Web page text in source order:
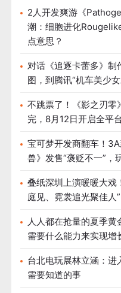
2人开发爽游《
潮：细胞进化
点意思？
对话《追逐卡蕾多》制
图，到腾讯“机车美少女
不跳票了！《影之刃零
完，8月12日开启全平
宝可梦开发商翻车！
兽》发售“褒贬不一”，
叠纸深圳上演暖暖大戏
庭见、霓裳追光聚佳人”
人人都在抢量的夏季黄
需要什么能力来实现增
台北电玩展林立涵：进
需要知道的事